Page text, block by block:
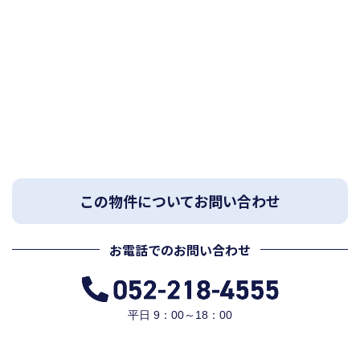
この物件についてお問い合わせ
お電話でのお問い合わせ
平日 9：00～18：00